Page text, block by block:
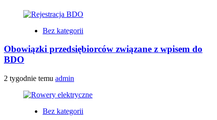
Bez kategorii
Obowiązki przedsiębiorców związane z wpisem do
BDO
2 tygodnie temu admin
Bez kategorii